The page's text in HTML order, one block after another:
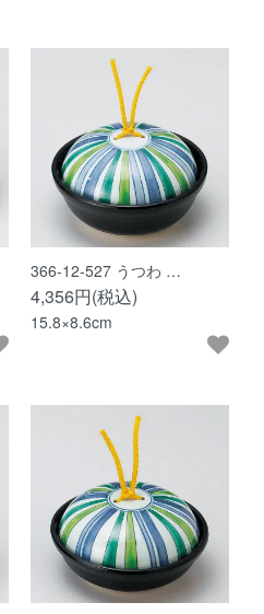
366-12-527 うつわ …
4,356円(税込)
15.8×8.6cm